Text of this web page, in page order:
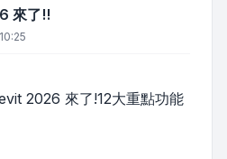
來了!!
2026 來了!12大重點功能